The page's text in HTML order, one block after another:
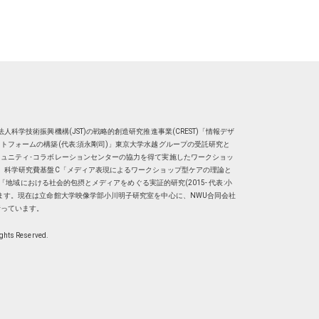
人科学技術振興機構(JST)の戦略的創造研究推進事業(CREST)「情報デザ
フォームの構築(代表:須永剛司)」東京大学水越グループの受託研究と
ニティ･コラボレーションセンターの協力を得て実施したワークショッ
科学研究費基盤C「メディア表現によるワークショップ型ケアの理論と
地域における社会的包摂とメディアをめぐる実証的研究(2015- 代表:小
す。現在は立命館大学映像学部小川明子研究室を中心に、
NWU合同会社
ています。
Reserved.